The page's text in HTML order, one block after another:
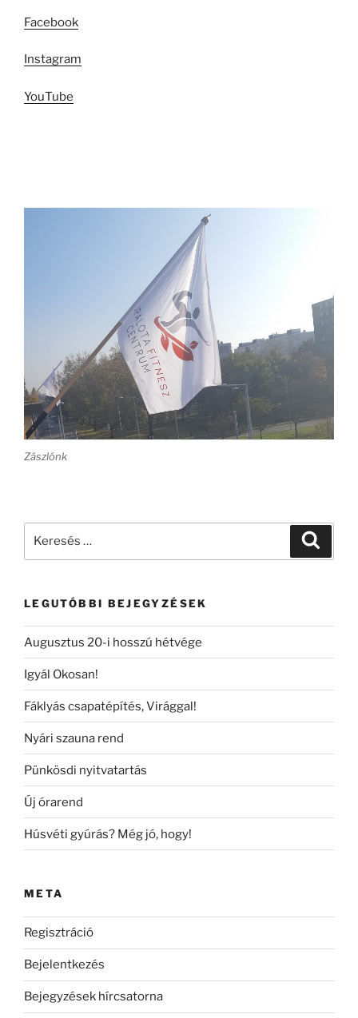
Facebook
Instagram
YouTube
Zászlónk
LEGUTÓBBI BEJEGYZÉSEK
Augusztus 20-i hosszú hétvége
Igyál Okosan!
Fáklyás csapatépítés, Virággal!
Nyári szauna rend
Pünkösdi nyitvatartás
Új órarend
Húsvéti gyúrás? Még jó, hogy!
META
Regisztráció
Bejelentkezés
Bejegyzések hírcsatorna